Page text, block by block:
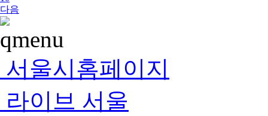
다음
서울시홈페이지
라이브 서울